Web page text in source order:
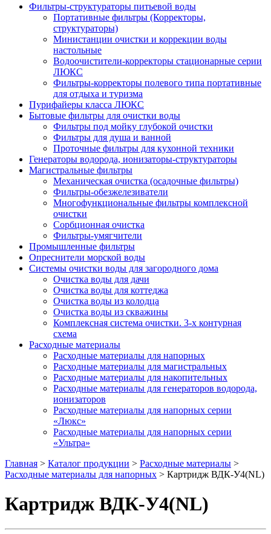
Фильтры-структураторы питьевой воды
Портативные фильтры (Корректоры,
структураторы)
Министанции очистки и коррекции воды
настольные
Водоочистители-корректоры стационарные серии
ЛЮКС
Фильтры-корректоры полевого типа портативные
для отдыха и туризма
Пурифайеры класса ЛЮКС
Бытовые фильтры для очистки воды
Фильтры под мойку глубокой очистки
Фильтры для душа и ванной
Проточные фильтры для кухонной техники
Генераторы водорода, ионизаторы-структураторы
Магистральные фильтры
Механическая очистка (осадочные фильтры)
Фильтры-обезжелезиватели
Многофункциональные фильтры комплексной
очистки
Сорбционная очистка
Фильтры-умягчители
Промышленные фильтры
Опреснители морской воды
Системы очистки воды для загородного дома
Очистка воды для дачи
Очистка воды для коттеджа
Очистка воды из колодца
Очистка воды из скважины
Комплексная система очистки. 3-х контурная
схема
Расходные материалы
Расходные материалы для напорных
Расходные материалы для магистральных
Расходные материалы для накопительных
Расходные материалы для генераторов водорода,
ионизаторов
Расходные материалы для напорных серии
«Люкс»
Расходные материалы для напорных серии
«Ультра»
Главная > Каталог продукции > Расходные материалы >
Расходные материалы для напорных > Картридж ВДК-У4(NL)
Картридж ВДК-У4(NL)